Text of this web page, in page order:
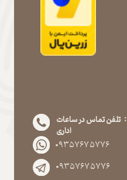
02186090283 : تلفن تماس در ساعات
اداری
۰۹۳۵۷۶۷۵۷۷۶
۰۹۳۵۷۶۷۵۷۷۶